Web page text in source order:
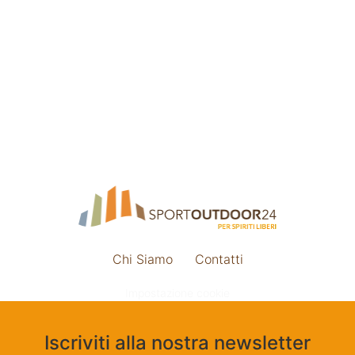
Chi Siamo Contatti
Iscriviti alla nostra newsletter